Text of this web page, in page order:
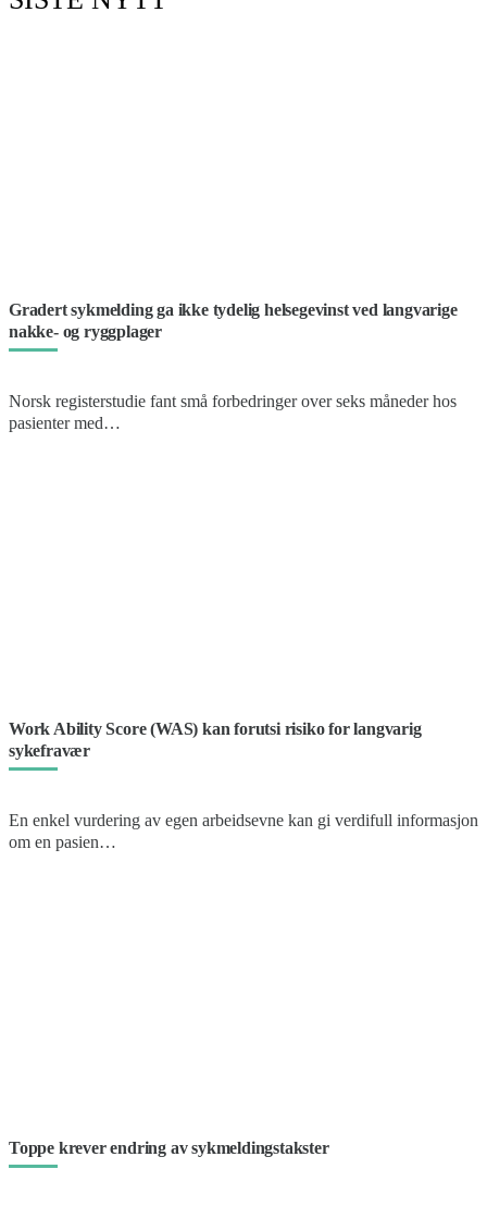
Gradert sykmelding ga ikke tydelig helsegevinst ved langvarige
nakke- og ryggplager
Norsk registerstudie fant små forbedringer over seks måneder hos
pasienter med…
Work Ability Score (WAS) kan forutsi risiko for langvarig
sykefravær
En enkel vurdering av egen arbeidsevne kan gi verdifull informasjon
om en pasien…
Toppe krever endring av sykmeldingstakster